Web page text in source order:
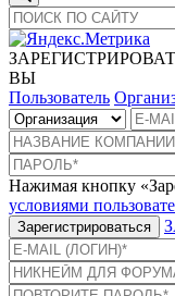
ВЫ
Пользователь
Нажимая кнопку
условиями
Зарегистрироваться